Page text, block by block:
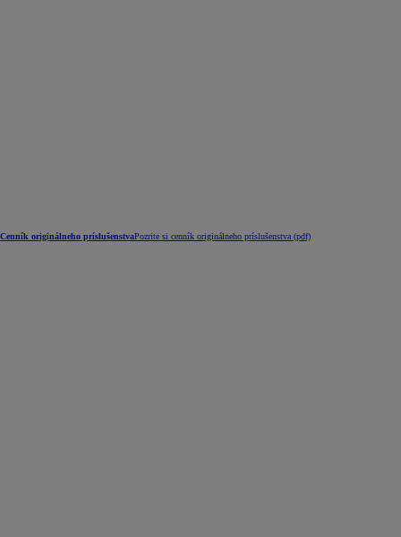
Cenník originálneho príslušenstvaPozrite si cenník originálneho príslušenstva (pdf)